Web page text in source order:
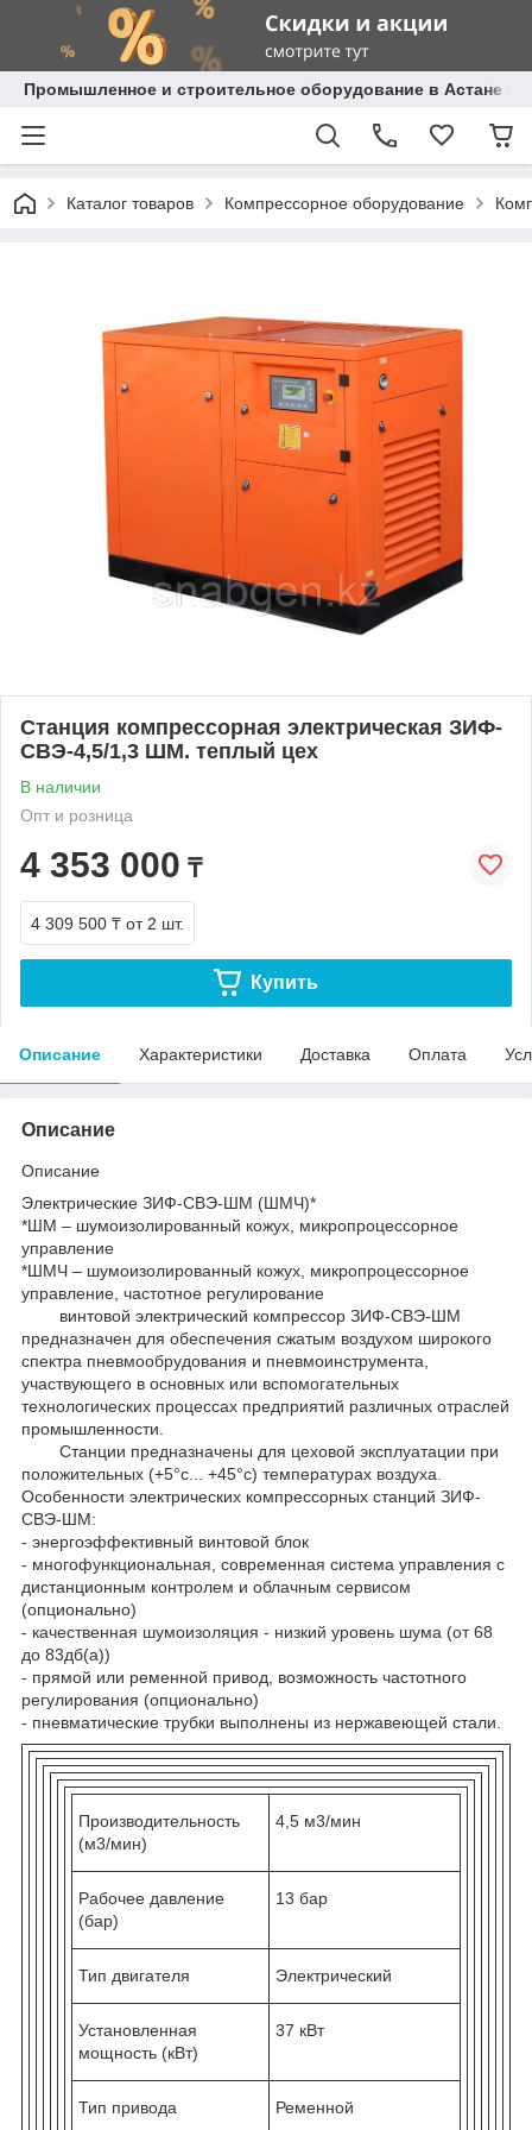
Промышленное и строительное оборудование в Астане с
Каталог товаров Компрессорное оборудование
Станция компрессорная электрическая ЗИФ-
СВЭ-4,5/1,3 ШМ. теплый цех
В наличии
Опт и розница
4 353 000 ₸
4 309 500 ₸ от 2 шт.
Купить
Описание Характеристики Доставка Оплата
Описание
Описание
Электрические ЗИФ-СВЭ-ШМ (ШМЧ)*
*ШМ – шумоизолированный кожух, микропроцессорное
управление
*ШМЧ – шумоизолированный кожух, микропроцессорное
управление, частотное регулирование
винтовой электрический компрессор ЗИФ-СВЭ-ШМ
предназначен для обеспечения сжатым воздухом широкого
спектра пневмообрудования и пневмоинструмента,
участвующего в основных или вспомогательных
технологических процессах предприятий различных отраслей
промышленности.
Станции предназначены для цеховой эксплуатации при
положительных (+5°с... +45°с) температурах воздуха.
Особенности электрических компрессорных станций ЗИФ-
СВЭ-ШМ:
- энергоэффективный винтовой блок
- многофункциональная, современная система управления с
дистанционным контролем и облачным сервисом
(опционально)
- качественная шумоизоляция - низкий уровень шума (от 68
до 83дб(a))
- прямой или ременной привод, возможность частотного
регулирования (опционально)
- пневматические трубки выполнены из нержавеющей стали.
Производительность
(м3/мин)
4,5 м3/мин
Рабочее давление
(бар)
13 бар
Тип двигателя Электрический
Установленная
мощность (кВт)
37 кВт
Тип привода Ременной